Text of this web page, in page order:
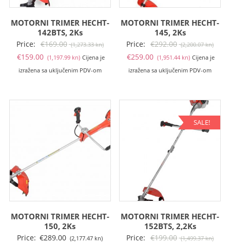
MOTORNI TRIMER HECHT-
142BTS, 2Ks
Price: €169.00 (1,273.33 kn)Izvorna
cijena
(1,273.33
kn).
€159.00 (1,197.99 kn)Trenutna
cijena
(1,197.99
kn).
Cijena je
izražena sa uključenim PDV-om
MOTORNI TRIMER HECHT-
145, 2Ks
Price: €292.00 (2,200.07 kn)
€259.00 (1,951.44 kn)Trenutna
cijena
(1,951.44
kn).
Cijena je
izražena sa uključenim PDV-om
MOTORNI TRIMER HECHT-
150, 2Ks
Price: €289.00 (2,177.47 kn)
SALE!
MOTORNI TRIMER HECHT-
152BTS, 2,2Ks
Price: €199.00 (1,499.37 kn)